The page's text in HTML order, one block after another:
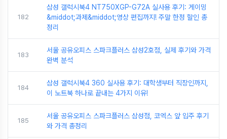
182
삼성 갤럭시북4 NT750XGP-G72A 실사용 후기: 게이밍
&middot;과제&middot;영상 편집까지! 주말 한정 할인 총
정리
183
서울 공유오피스 스파크플러스 삼성2호점, 실제 후기와 가격
완벽 분석
184
삼성 갤럭시북4 360 실사용 후기: 대학생부터 직장인까지,
이 노트북 하나로 끝내는 4가지 이유!
185
서울 공유오피스 스파크플러스 삼성점, 코엑스 앞 입주 후기
와 가격 총정리